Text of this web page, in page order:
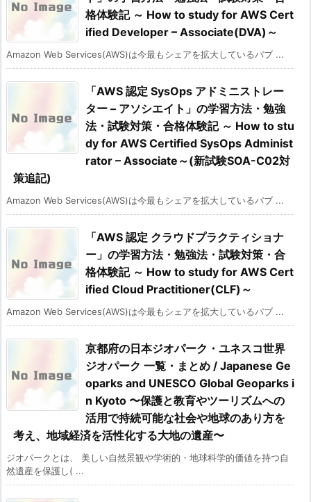
格体験記 ～ How to study for AWS Cert
ified Developer – Associate(DVA)～
Amazon Web Services(AWS)は今最もシェアを拡大しているパブ ...
「AWS 認定 SysOps アドミニストレー
ター – アソシエイト」の学習方法・勉強
法・試験対策・合格体験記 ～ How to stu
dy for AWS Certified SysOps Administ
rator – Associate～(新試験SOA-C02対
策追記)
Amazon Web Services(AWS)は今最もシェアを拡大しているパブ ...
「AWS 認定 クラウドプラクティショナ
ー」の学習方法・勉強法・試験対策・合
格体験記 ～ How to study for AWS Cert
ified Cloud Practitioner(CLF)～
Amazon Web Services(AWS)は今最もシェアを拡大しているパブ ...
京都府の日本ジオパーク・ユネスコ世界
ジオパーク 一覧・まとめ / Japanese Ge
oparks and UNESCO Global Geoparks i
n Kyoto 〜保護と教育やツーリズムへの
活用で持続可能な社会や地球のあり方を
考え、地域経済を活性化する大地の遺産〜
ジオパークとは、 美しい自然景観や学術的・地球科学的価値を持つ自
然遺産を保護し( ...